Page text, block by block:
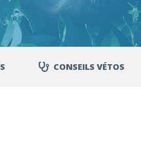
CONSEILS VÉTOS